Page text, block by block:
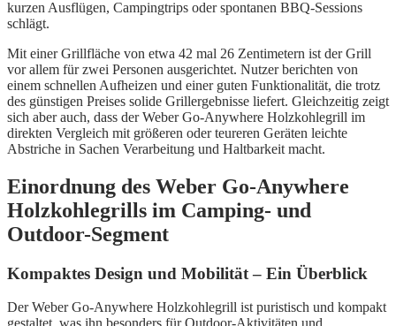
kurzen Ausflügen, Campingtrips oder spontanen BBQ-Sessions
schlägt.
Mit einer Grillfläche von etwa 42 mal 26 Zentimetern ist der Grill
vor allem für zwei Personen ausgerichtet. Nutzer berichten von
einem schnellen Aufheizen und einer guten Funktionalität, die trotz
des günstigen Preises solide Grillergebnisse liefert. Gleichzeitig zeigt
sich aber auch, dass der Weber Go-Anywhere Holzkohlegrill im
direkten Vergleich mit größeren oder teureren Geräten leichte
Abstriche in Sachen Verarbeitung und Haltbarkeit macht.
Einordnung des Weber Go-Anywhere
Holzkohlegrills im Camping- und
Outdoor-Segment
Kompaktes Design und Mobilität – Ein Überblick
Der Weber Go-Anywhere Holzkohlegrill ist puristisch und kompakt